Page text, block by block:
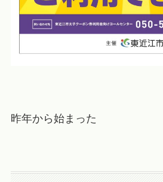
昨年から始まった